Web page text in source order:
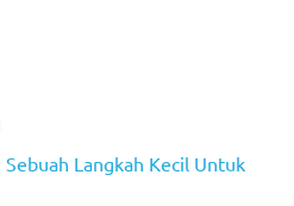
Langkah Kecil Untuk